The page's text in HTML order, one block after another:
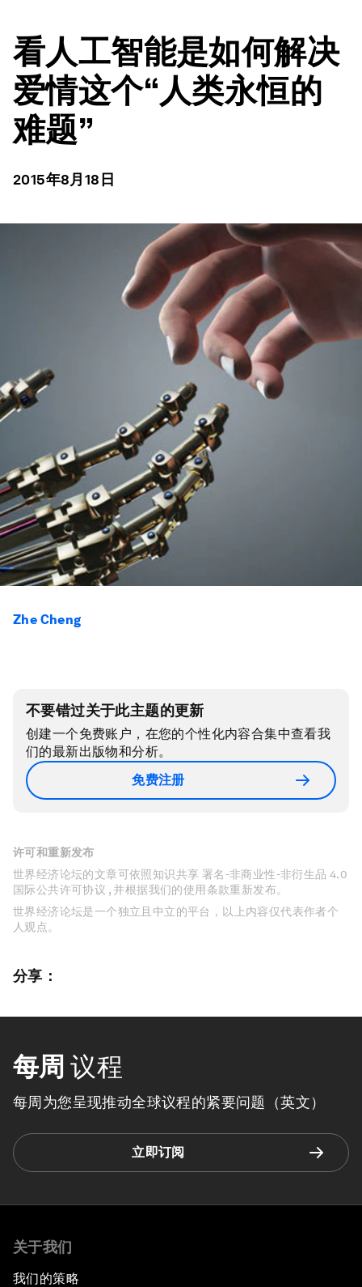
看人工智能是如何解决
爱情这个“人类永恒的
难题”
2015年8月18日
Zhe Cheng
不要错过关于此主题的更新
创建一个免费账户，在您的个性化内容合集中查看我
们的最新出版物和分析。
免费注册
许可和重新发布
世界经济论坛的文章可依照知识共享 署名-非商业性-非衍生品 4.0
国际公共许可协议 , 并根据我们的使用条款重新发布。
世界经济论坛是一个独立且中立的平台，以上内容仅代表作者个
人观点。
分享：
每周 议程
每周为您呈现推动全球议程的紧要问题（英文）
立即订阅
关于我们
我们的策略